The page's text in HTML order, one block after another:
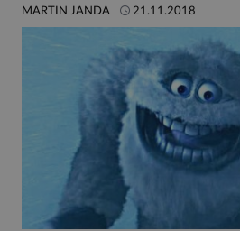
MARTIN JANDA 21.11.2018